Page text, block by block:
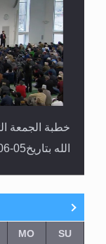
خطبة الجمعة
الله بتاريخ05-06-2026
SU
MO